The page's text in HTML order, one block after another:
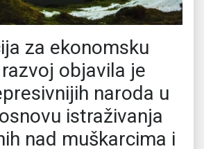
za ekonomsku
objavila je
naroda u
istraživanja
nad muškarcima i